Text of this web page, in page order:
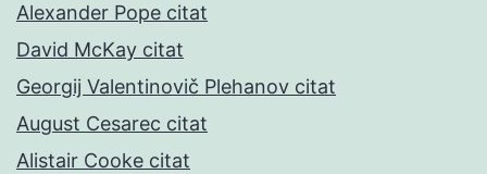
Alexander Pope citat
David McKay citat
Georgij Valentinovič Plehanov citat
August Cesarec citat
Alistair Cooke citat